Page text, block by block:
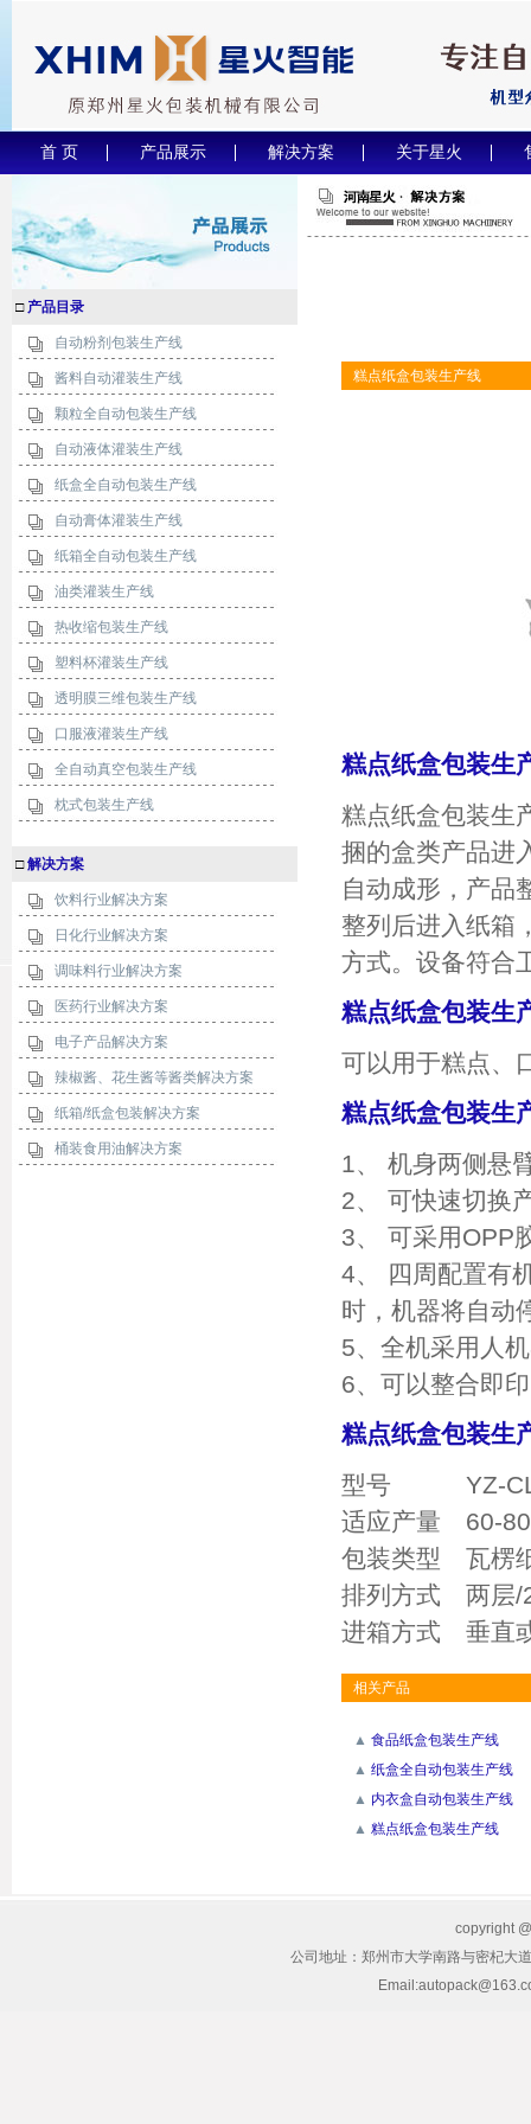
首 页 产品展示 解决方案 关于星火
□ 产品目录
自动粉剂包装生产线
酱料自动灌装生产线
颗粒全自动包装生产线
自动液体灌装生产线
纸盒全自动包装生产线
自动膏体灌装生产线
纸箱全自动包装生产线
油类灌装生产线
热收缩包装生产线
塑料杯灌装生产线
透明膜三维包装生产线
口服液灌装生产线
全自动真空包装生产线
枕式包装生产线
□解决方案
饮料行业解决方案
日化行业解决方案
调味料行业解决方案
医药行业解决方案
电子产品解决方案
辣椒酱、花生酱等酱类解决方案
纸箱/纸盒包装解决方案
桶装食用油解决方案
糕点纸盒包装生产线
糕点纸盒包装生
糕点纸盒包装生
捆的盒类产品进
自动成形，产品
整列后进入纸箱
方式。设备符合
糕点纸盒包装生
可以用于糕点、
糕点纸盒包装生
1、 机身两侧悬
2、 可快速切换
3、 可采用OPP
4、 四周配置有
时，机器将自动
5、全机采用人
6、可以整合即
糕点纸盒包装生
型号 YZ-
适应产量 60-
包装类型 瓦
排列方式 两
进箱方式
相关产品
▲ 食品纸盒包装生产线
▲ 纸盒全自动包装生产线
▲ 内衣盒自动包装生产线
▲ 糕点纸盒包装生产线
copyright
公司地址：郑州市大学南路与密杞